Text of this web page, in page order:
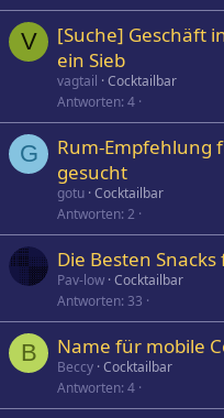
V
[Suche] Geschäft
ein Sieb
vagtail Cocktailbar
Antworten 4
G
Rum-Empfehlung
gesucht
gotu Cocktailbar
Antworten 2
Die Besten
Pav-low Cocktailbar
Antworten 33
B Name für mobile
Beccy Cocktailbar
Antworten 4